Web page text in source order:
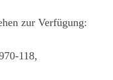
zur Verfügung:
118,